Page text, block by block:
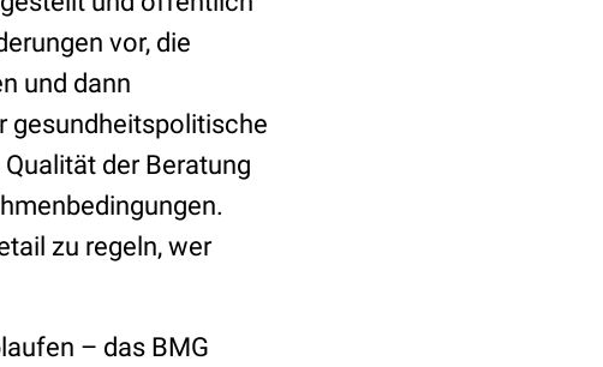
vor, die
und dann
gesundheitspolitische
der Beratung
zu regeln, wer
– das BMG